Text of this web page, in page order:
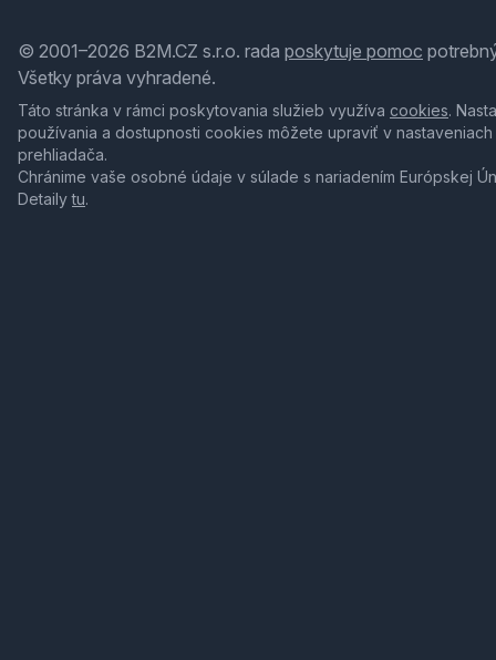
© 2001–2026 B2M.CZ s.r.o. rada poskytuje pomoc
Všetky práva vyhradené.
Táto stránka v rámci poskytovania služieb využíva cookies.
používania a dostupnosti cookies môžete upraviť v nastaveniach
prehliadača.
Chránime vaše osobné údaje v súlade s nariadením Európskej
Detailytu.